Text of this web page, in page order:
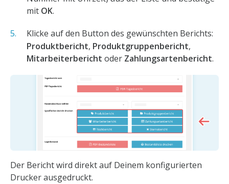
mit OK.
Klicke auf den Button des gewünschten Berichts:
Produktbericht, Produktgruppenbericht,
Mitarbeiterbericht oder Zahlungsartenbericht.
Der Bericht wird direkt auf Deinem konfigurierten
Drucker ausgedruckt.